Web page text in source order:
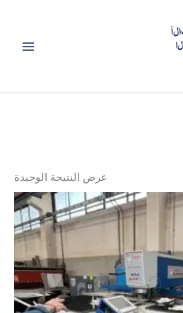
عرض النتيجة الوحيدة